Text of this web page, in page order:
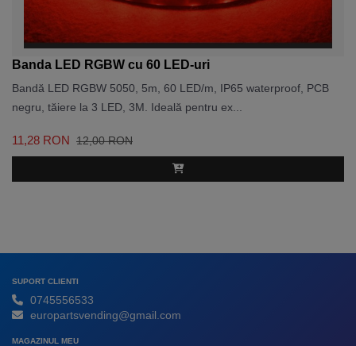
Banda LED RGBW cu 60 LED-uri
Bandă LED RGBW 5050, 5m, 60 LED/m, IP65 waterproof, PCB
negru, tăiere la 3 LED, 3M. Ideală pentru ex...
11,28 RON 12,00 RON
SUPORT CLIENTI
0745556533
europartsvending@gmail.com
MAGAZINUL MEU